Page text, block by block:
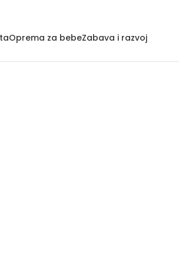
Oprema za bebeZabava i razvoj